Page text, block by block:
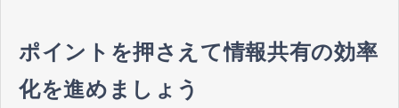
ポイントを押さえて情報共有の効率
化を進めましょう